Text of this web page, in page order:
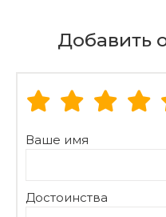
Добавить
Ваше имя
Достоинства